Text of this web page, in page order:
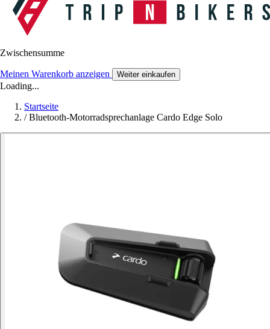
Zwischensumme
Meinen Warenkorb anzeigen Weiter einkaufen
Loading...
Startseite
/ Bluetooth-Motorradsprechanlage Cardo Edge Solo